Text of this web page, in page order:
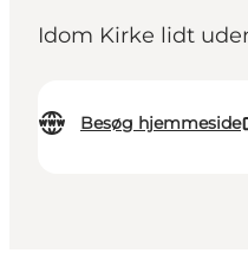
Idom Kirke lidt
Besøg hjemmeside